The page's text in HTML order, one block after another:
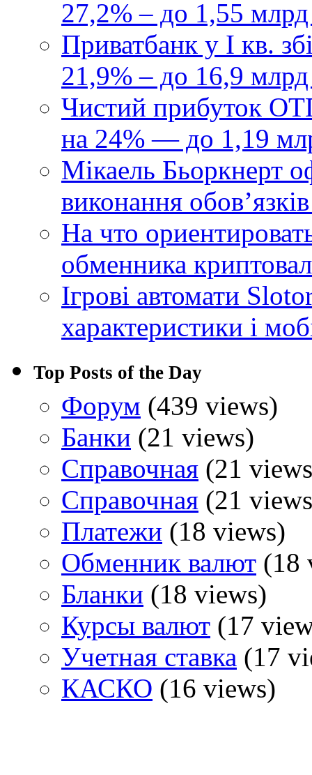
27,2% – до 1,55
Приватбанк у І кв.
21,9% – до 16,9
Чистий прибуток
на 24% — до 1,19
Мікаель Бьоркнерт
виконання
На что
обменника
Ігрові автомати
характеристики і
Top Posts of the Day
Форум (439 views)
Банки (21 views)
Справочная (21
Справочная (21
Платежи (18 views)
Обменник валют (18
Бланки (18 views)
Курсы валют (17
Учетная ставка (17
КАСКО (16 views)